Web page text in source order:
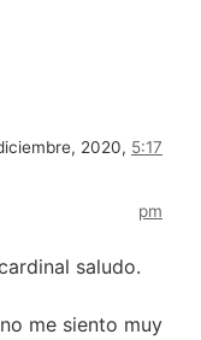
2020, 5:17
pm
saludo.
me siento muy